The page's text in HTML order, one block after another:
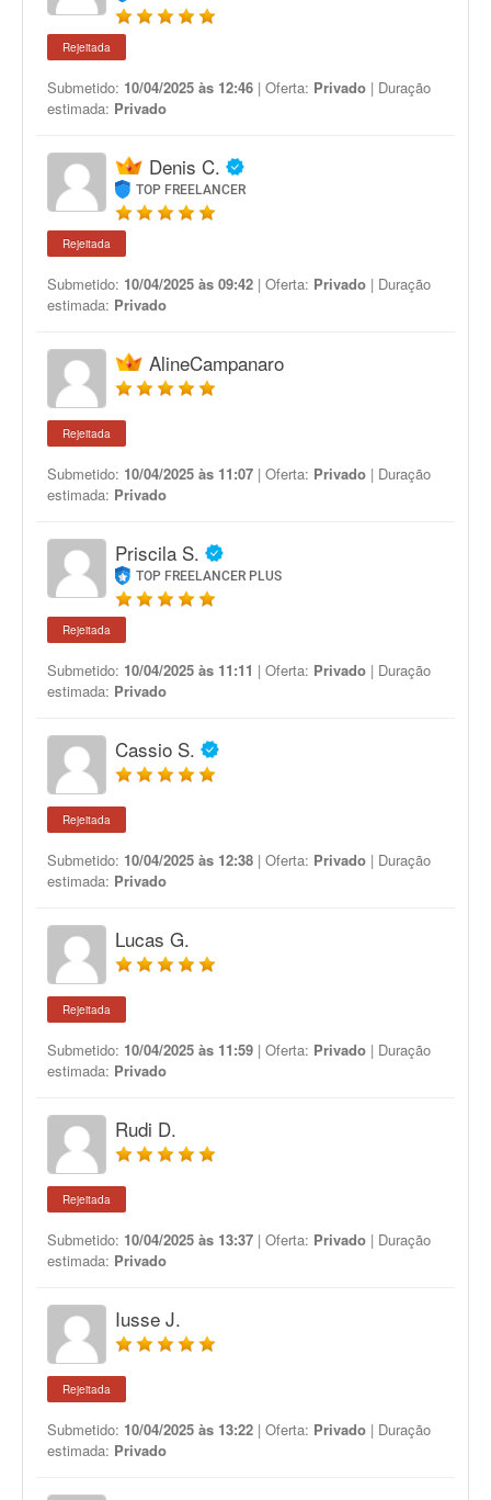
Rejeitada
Submetido: 10/04/2025 às 12:46 | Oferta: Privado | Duração
estimada: Privado
Denis C.
TOP FREELANCER
Rejeitada
Submetido: 10/04/2025 às 09:42 | Oferta: Privado | Duração
estimada: Privado
AlineCampanaro
Rejeitada
Submetido: 10/04/2025 às 11:07 | Oferta: Privado | Duração
estimada: Privado
Priscila S.
TOP FREELANCER PLUS
Rejeitada
Submetido: 10/04/2025 às 11:11 | Oferta: Privado | Duração
estimada: Privado
Cassio S.
Rejeitada
Submetido: 10/04/2025 às 12:38 | Oferta: Privado | Duração
estimada: Privado
Lucas G.
Rejeitada
Submetido: 10/04/2025 às 11:59 | Oferta: Privado | Duração
estimada: Privado
Rudi D.
Rejeitada
Submetido: 10/04/2025 às 13:37 | Oferta: Privado | Duração
estimada: Privado
Iusse J.
Rejeitada
Submetido: 10/04/2025 às 13:22 | Oferta: Privado | Duração
estimada: Privado